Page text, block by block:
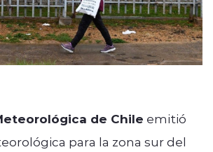
de Chile emitió
para la zona sur del